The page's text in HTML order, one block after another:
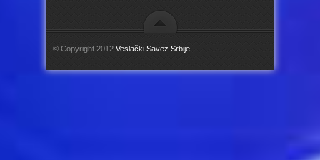
© Copyright 2012 Veslački Savez Srbije